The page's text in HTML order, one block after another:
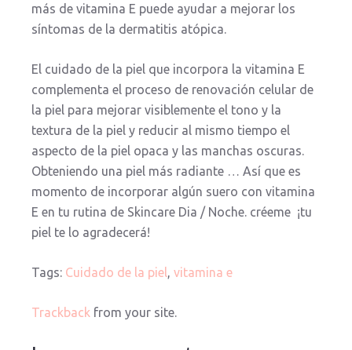
más de vitamina E puede ayudar a mejorar los
síntomas de la dermatitis atópica.
El cuidado de la piel que incorpora la vitamina E
complementa el proceso de renovación celular de
la piel para mejorar visiblemente el tono y la
textura de la piel y reducir al mismo tiempo el
aspecto de la piel opaca y las manchas oscuras.
Obteniendo una piel más radiante … Así que es
momento de incorporar algún suero con vitamina
E en tu rutina de Skincare Dia / Noche. créeme ¡tu
piel te lo agradecerá!
Tags: Cuidado de la piel, vitamina e
Trackback from your site.